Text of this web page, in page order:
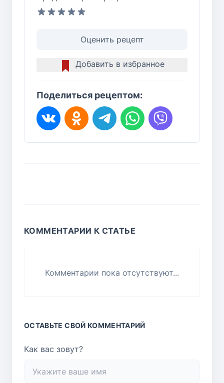
Оценить рецепт
Добавить в избранное
Поделиться рецептом:
КОММЕНТАРИИ К СТАТЬЕ
Комментарии пока отсутствуют...
ОСТАВЬТЕ СВОЙ КОММЕНТАРИЙ
Как вас зовут?